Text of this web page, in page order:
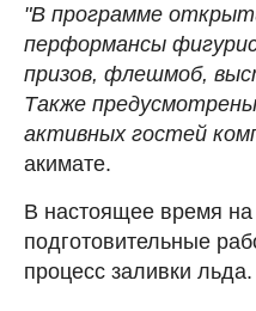
"В программе
перформансы
призов, флешмоб,
Также
активных гостей
акимате.
В настоящее время
подготовительные
процесс заливки льда.